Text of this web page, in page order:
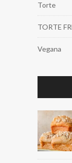
Torte
TORTE
Vegana